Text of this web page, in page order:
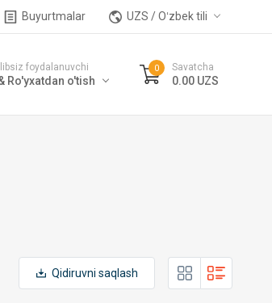
Buyurtmalar UZS / Oʻzbek tili
foydalanuvchi
Ro'yxatdan o'tish
0 Savatcha
0.00 UZS
Qidiruvni saqlash